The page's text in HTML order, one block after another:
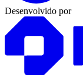
Desenvolvido por